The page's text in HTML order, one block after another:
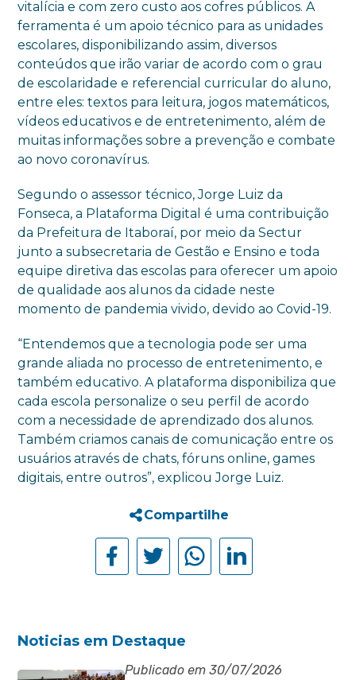
vitalícia e com zero custo aos cofres públicos. A
ferramenta é um apoio técnico para as unidades
escolares, disponibilizando assim, diversos
conteúdos que irão variar de acordo com o grau
de escolaridade e referencial curricular do aluno,
entre eles: textos para leitura, jogos matemáticos,
vídeos educativos e de entretenimento, além de
muitas informações sobre a prevenção e combate
ao novo coronavírus.
Segundo o assessor técnico, Jorge Luiz da
Fonseca, a Plataforma Digital é uma contribuição
da Prefeitura de Itaboraí, por meio da Sectur
junto a subsecretaria de Gestão e Ensino e toda
equipe diretiva das escolas para oferecer um apoio
de qualidade aos alunos da cidade neste
momento de pandemia vivido, devido ao Covid-19.
“Entendemos que a tecnologia pode ser uma
grande aliada no processo de entretenimento, e
também educativo. A plataforma disponibiliza que
cada escola personalize o seu perfil de acordo
com a necessidade de aprendizado dos alunos.
Também criamos canais de comunicação entre os
usuários através de chats, fóruns online, games
digitais, entre outros”, explicou Jorge Luiz.
Compartilhe
Noticias em Destaque
Publicado em 30/07/2026